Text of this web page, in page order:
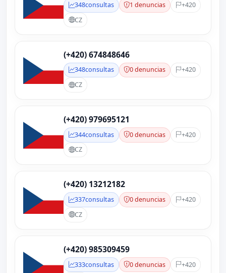
348consultas 1 denuncias
+420
CZ
(+420) 674848646
348consultas 0 denuncias
+420
CZ
(+420) 979695121
344consultas 0 denuncias
+420
CZ
(+420) 13212182
337consultas 0 denuncias
+420
CZ
(+420) 985309459
333consultas 0 denuncias
+420